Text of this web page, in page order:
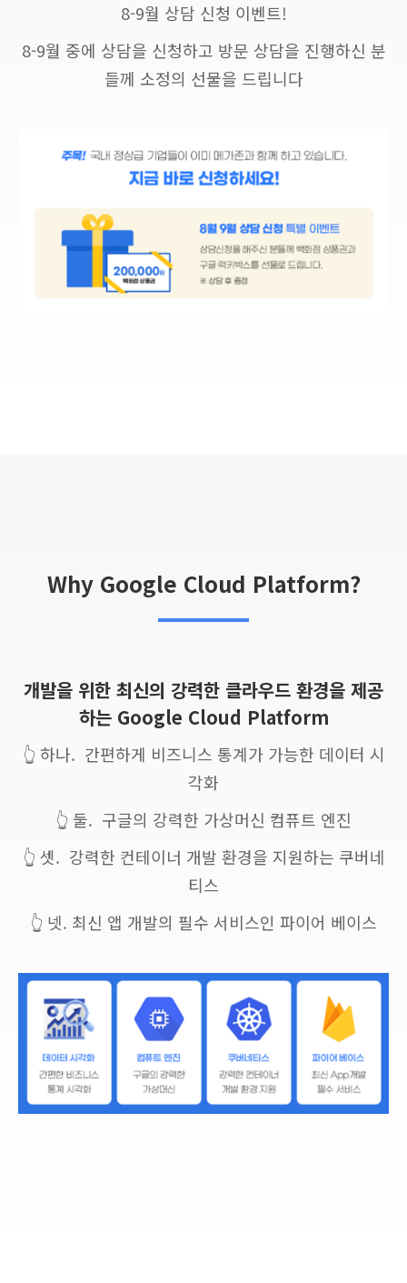
8-9월 상담 신청 이벤트!
8-9월 중에 상담을 신청하고 방문 상담을 진행하신 분
들께 소정의 선물을 드립니다
Why Google Cloud Platform?
개발을 위한 최신의 강력한 클라우드 환경을 제공
하는 Google Cloud Platform
👆 하나. 간편하게 비즈니스 통계가 가능한 데이터 시
각화
👆 둘. 구글의 강력한 가상머신 컴퓨트 엔진
👆 셋. 강력한 컨테이너 개발 환경을 지원하는 쿠버네
티스
👆 넷. 최신 앱 개발의 필수 서비스인 파이어 베이스